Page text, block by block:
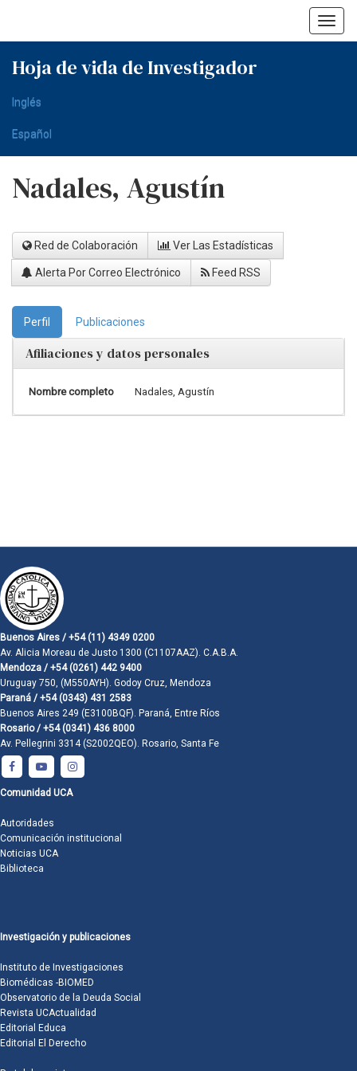
Hoja de vida de Investigador
Inglés
Español
Nadales, Agustín
Red de Colaboración Ver Las Estadísticas
Alerta Por Correo Electrónico Feed RSS
Perfil Publicaciones
Afiliaciones y datos personales
Nombre completo Nadales, Agustín
Buenos Aires / +54 (11) 4349 0200
Av. Alicia Moreau de Justo 1300 (C1107AAZ). C.A.B.A.
Mendoza / +54 (0261) 442 9400
Uruguay 750, (M550AYH). Godoy Cruz, Mendoza
Paraná / +54 (0343) 431 2583
Buenos Aires 249 (E3100BQF). Paraná, Entre Ríos
Rosario / +54 (0341) 436 8000
Av. Pellegrini 3314 (S2002QEO). Rosario, Santa Fe
Comunidad UCA
Autoridades
Comunicación institucional
Noticias UCA
Biblioteca
Investigación y publicaciones
Instituto de Investigaciones
Biomédicas -BIOMED
Observatorio de la Deuda Social
Revista UCActualidad
Editorial Educa
Editorial El Derecho